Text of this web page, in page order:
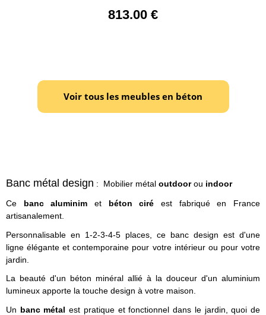
813.00 €
Banc métal design : Mobilier métal outdoorou indoor
Ce banc aluminim et béton ciré est fabriqué en France
artisanalement.
Personnalisable en 1-2-3-4-5 places, ce banc design est d'une
ligne élégante et contemporaine pour votre intérieur ou pour votre
jardin.
La beauté d'un béton minéral allié à la douceur d'un aluminium
lumineux apporte la touche design à votre maison.
Un banc métalest pratique et fonctionnel dans le jardin, quoi de